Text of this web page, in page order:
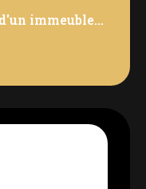
immeuble
belle
neuf avec de
le secteur.